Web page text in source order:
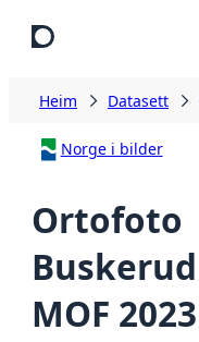
Heim Datasett
Norge i bilder
Ortofoto
Buskerud
MOF 2023